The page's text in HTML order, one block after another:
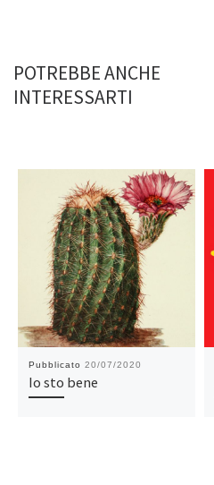
POTREBBE ANCHE
INTERESSARTI
Pubblicato 20/07/2020
Io sto bene